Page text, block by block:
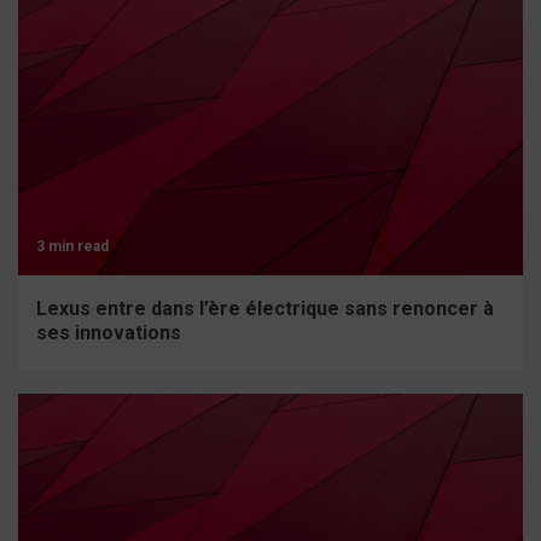
3 min read
Lexus entre dans l’ère électrique sans renoncer à
ses innovations